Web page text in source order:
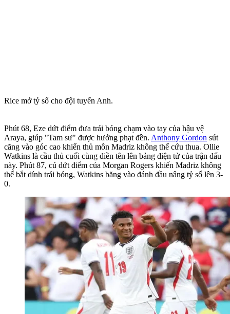
Rice mở tỷ số cho đội tuyển Anh.
Phút 68, Eze dứt điểm đưa trái bóng chạm vào tay của hậu vệ
Araya, giúp "Tam sư" được hưởng phạt đền. Anthony Gordon sút
căng vào góc cao khiến thủ môn Madriz không thể cứu thua. Ollie
Watkins là cầu thủ cuối cùng điền tên lên bảng điện tử của trận đấu
này. Phút 87, cú dứt điểm của Morgan Rogers khiến Madriz không
thể bắt dính trái bóng, Watkins băng vào đánh đầu nâng tỷ số lên 3-
0.